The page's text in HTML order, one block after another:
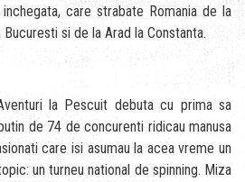
care strabate Romania de la
si de la Arad la Constanta.
la Pescuit debuta cu prima sa
de 74 de concurenti ridicau manusa
care isi asumau la acea vreme un
un turneu national de spinning. Miza